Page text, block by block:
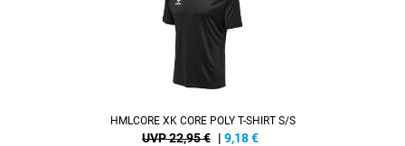
HMLCORE XK CORE POLY T-SHIRT S/S
UVP 22,95 € | 9,18€